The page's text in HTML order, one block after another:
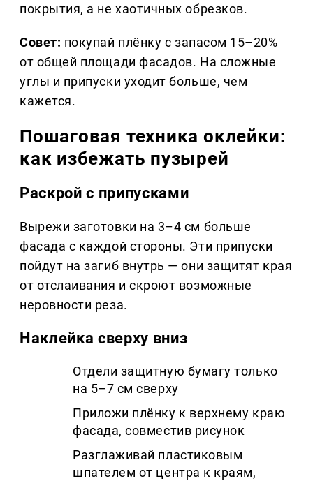
покрытия, а не хаотичных обрезков.
Совет: покупай плёнку с запасом 15–20%
от общей площади фасадов. На сложные
углы и припуски уходит больше, чем
кажется.
Пошаговая техника оклейки:
как избежать пузырей
Раскрой с припусками
Вырежи заготовки на 3–4 см больше
фасада с каждой стороны. Эти припуски
пойдут на загиб внутрь — они защитят края
от отслаивания и скроют возможные
неровности реза.
Наклейка сверху вниз
Отдели защитную бумагу только
на 5–7 см сверху
Приложи плёнку к верхнему краю
фасада, совместив рисунок
Разглаживай пластиковым
шпателем от центра к краям,